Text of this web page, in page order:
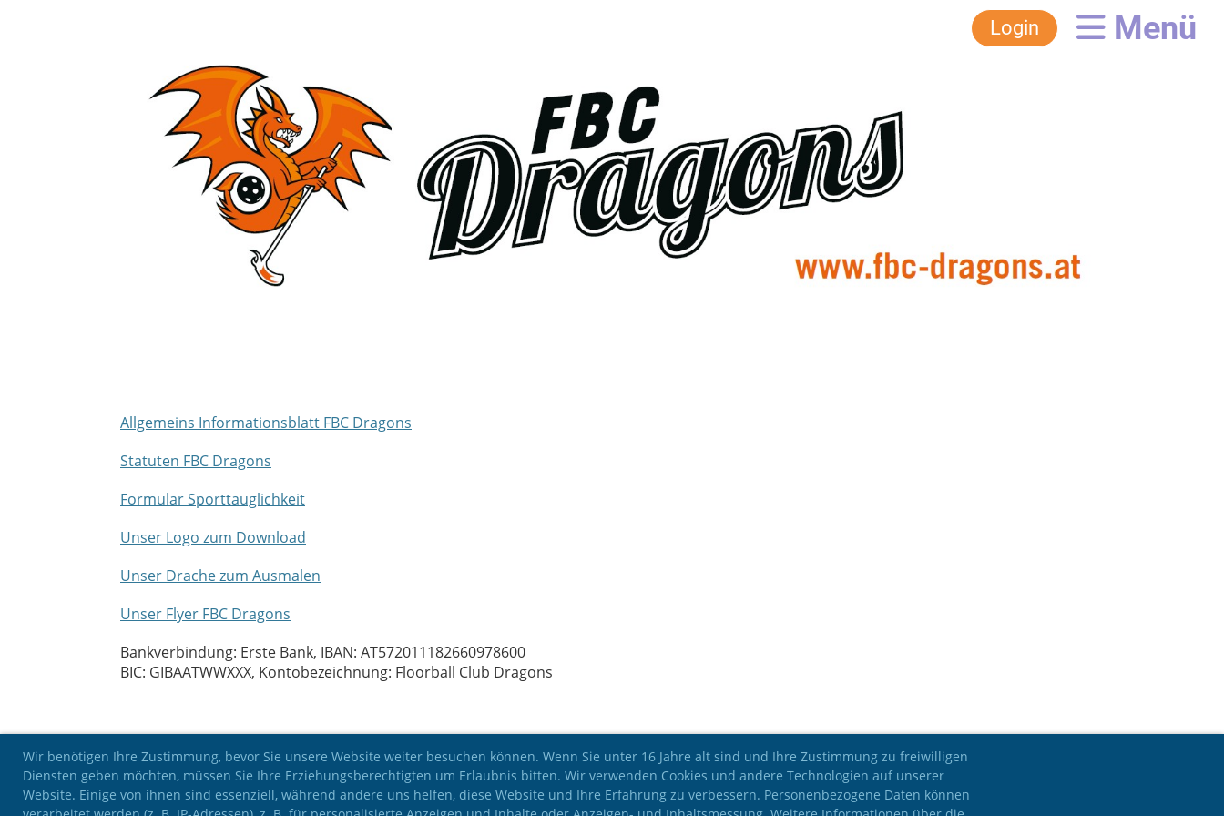
Wir benötigen Ihre Zustimmung, bevor Sie unsere Website weiter besuchen können. Wenn Sie unter 16 Jahre alt sind und Ihre Zustimmung zu freiwilligen
Diensten geben möchten, müssen Sie Ihre Erziehungsberechtigten um Erlaubnis bitten. Wir verwenden Cookies und andere Technologien auf unserer
Website. Einige von ihnen sind essenziell, während andere uns helfen, diese Website und Ihre Erfahrung zu verbessern. Personenbezogene Daten können
Login Menü
Allgemeins Informationsblatt FBC Dragons
Statuten FBC Dragons
Formular Sporttauglichkeit
Unser Logo zum Download
Unser Drache zum Ausmalen
Unser Flyer FBC Dragons
Bankverbindung: Erste Bank, IBAN: AT572011182660978600
BIC: GIBAATWWXXX, Kontobezeichnung: Floorball Club Dragons